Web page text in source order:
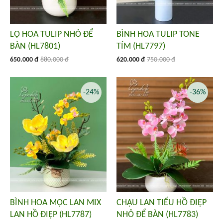
LỌ HOA TULIP NHỎ ĐỂ
BÀN (HL7801)
650.000 đ 880.000 đ
BÌNH HOA TULIP TONE
TÍM (HL7797)
620.000 đ 750.000 đ
BÌNH HOA MỘC LAN MIX
LAN HỒ ĐIỆP (HL7787)
-24%
CHẬU LAN TIỂU HỒ ĐIỆP
NHỎ ĐỂ BÀN (HL7783)
-36%